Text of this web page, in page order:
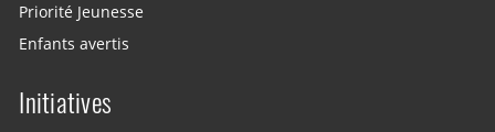
Priorité Jeunesse
Enfants avertis
Initiatives